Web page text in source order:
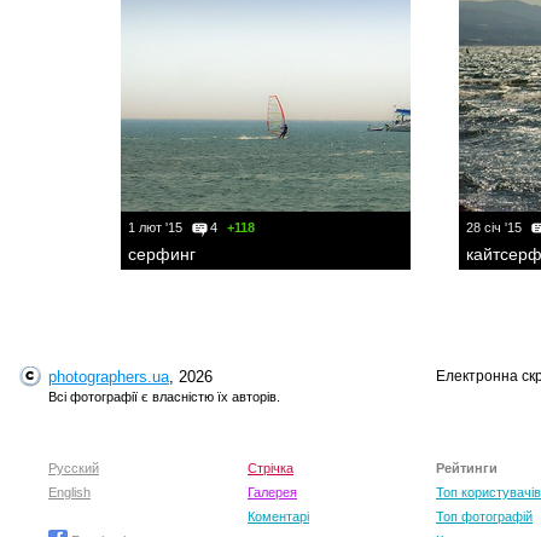
1 лют '15 4 +118
серфинг
28 січ '15
photographers.ua, 2026
Всі фотографії є власністю їх авторів.
Електронна
Русский
English
Стрічка
Галерея
Коментарі
Рейтинги
Топ користувачів
Топ фотографій